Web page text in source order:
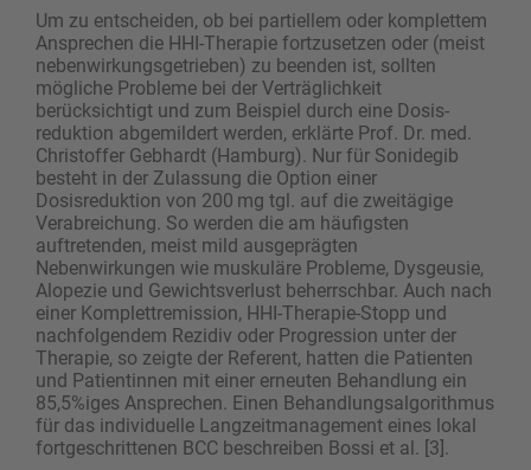
Um zu entscheiden, ob bei partiellem oder komplettem
Ansprechen die HHI-Therapie fortzusetzen oder (meist
nebenwirkungsgetrieben) zu beenden ist, sollten
mögliche Probleme bei der Verträglichkeit
berücksichtigt und zum Beispiel durch eine Dosis­­
reduktion abgemildert werden, erklärte Prof. Dr. med.
Christoffer Gebhardt (Hamburg). Nur für Sonidegib
besteht in der Zulassung die Option einer
Dosisreduktion von 200 mg tgl. auf die zweitägige
Verabreichung. So werden die am häufigsten
auftretenden, meist mild ausgeprägten
Nebenwirkungen wie muskuläre Probleme, Dysgeusie,
Alopezie und Gewichtsverlust beherrschbar. Auch nach
einer Komplett­remission, HHI-Therapie-Stopp und
nachfolgendem Rezidiv oder Progression unter der
Therapie, so zeigte der Referent, hatten die Patienten
und Patientinnen mit einer erneuten Behandlung ein
85,5%iges ­Ansprechen. Einen Behandlungsalgorithmus
für das individuelle Langzeitmanagement eines lokal
fortgeschrittenen BCC beschreiben Bossi et al. [3].